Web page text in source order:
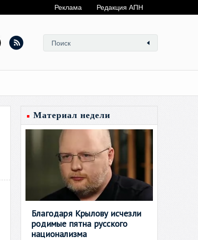
Реклама Редакция АПН
Материал недели
Благодаря Крылову исчезли
родимые пятна русского
национализма